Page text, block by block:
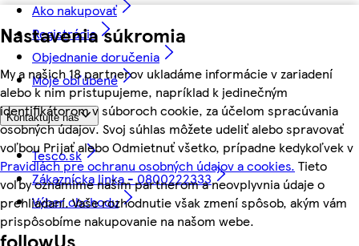
Nastavenia súkromia
My a našich 18 partnerov ukladáme informácie v zariadení
alebo k nim pristupujeme, napríklad k jedinečným
identifikátorom v súboroch cookie, za účelom spracúvania
osobných údajov. Svoj súhlas môžete udeliť alebo spravovať
voľbou Prijať alebo Odmietnuť všetko, prípadne kedykoľvek v
Pravidlách pre ochranu osobných údajov a cookies. Tieto
voľby oznámime našim partnerom a neovplyvnia údaje o
prehliadaní. Vaše rozhodnutie však zmení spôsob, akým vám
prispôsobíme nakupovanie na našom webe.
Ako nakupovať
Registrácia
Objednanie doručenia
Moje obľúbené
Kontaktujte nás
Tesco.sk
Zákaznícka linka - 0800222333
Výber obchodu
followUs